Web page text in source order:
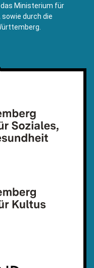
Ministerium für
durch die